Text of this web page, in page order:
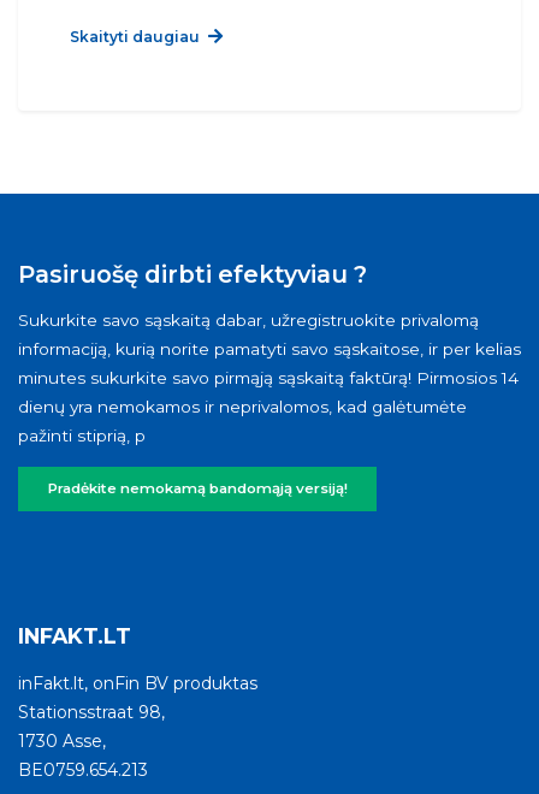
Skaityti daugiau
Pasiruošę dirbti efektyviau ?
Sukurkite savo sąskaitą dabar, užregistruokite privalomą
informaciją, kurią norite pamatyti savo sąskaitose, ir per kelias
minutes sukurkite savo pirmąją sąskaitą faktūrą! Pirmosios 14
dienų yra nemokamos ir neprivalomos, kad galėtumėte
pažinti stiprią, p
Pradėkite nemokamą bandomąją versiją!
INFAKT.LT
inFakt.lt, onFin BV produktas
Stationsstraat 98,
1730 Asse,
BE0759.654.213